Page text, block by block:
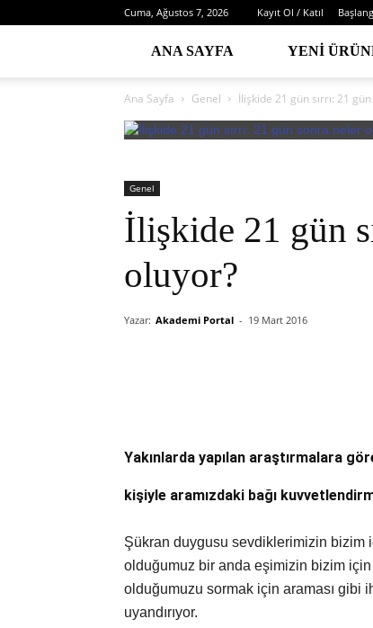
Cuma, Ağustos 7, 2026 Kayıt Ol / Katıl
ANA SAYFA YENI
Ana Sayfa Genel İlişkide 21 gün sırrı: 21
Genel
İlişkide 21 gün
oluyor?
Yazar: Akademi Portal - 19 Mart 2016
Yakınlarda yapılan araştırmalara
kişiyle aramızdaki bağı
Şükran duygusu sevdiklerimizin bizim
olduğumuz bir anda eşimizin bizim için
olduğumuzu sormak için araması gibi
uyandırıyor.